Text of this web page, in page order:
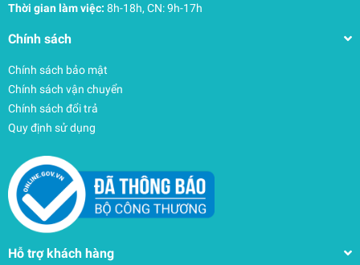
Thời gian làm việc: 8h-18h, CN: 9h-17h
Chính sách
Chính sách bảo mật
Chính sách vận chuyển
Chính sách đổi trả
Quy định sử dụng
Hỗ trợ khách hàng